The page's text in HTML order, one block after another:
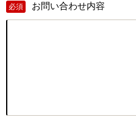
必須 お問い合わせ内容